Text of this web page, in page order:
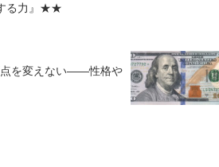
る力』★★
点を変えない――性格や